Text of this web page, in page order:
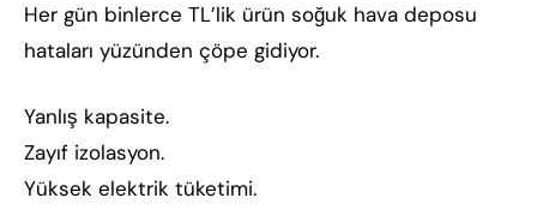
Her gün binlerce TL’lik ürün soğuk hava deposu
hataları yüzünden çöpe gidiyor.
Yanlış kapasite.
Zayıf izolasyon.
Yüksek elektrik tüketimi.